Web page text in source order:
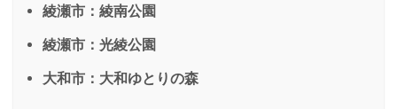
綾瀬市：綾南公園
綾瀬市：光綾公園
大和市：大和ゆとりの森